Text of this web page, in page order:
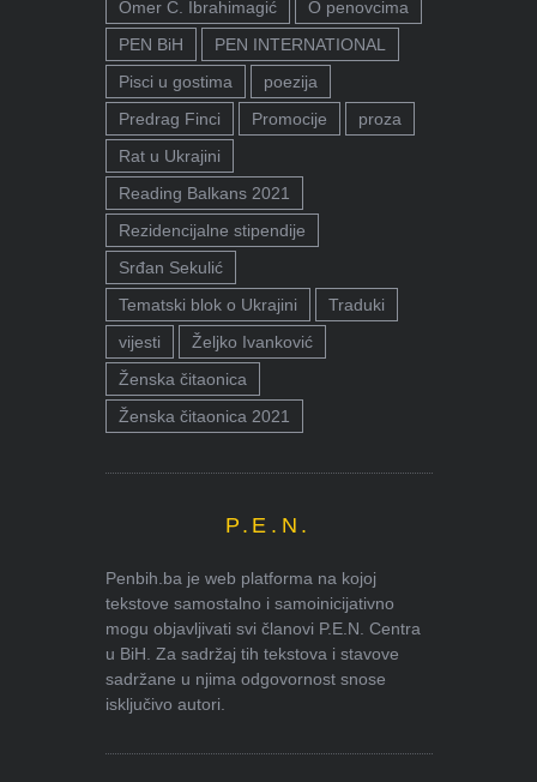
Omer Ć. Ibrahimagić
O penovcima
PEN BiH
PEN INTERNATIONAL
Pisci u gostima
poezija
Predrag Finci
Promocije
proza
Rat u Ukrajini
Reading Balkans 2021
Rezidencijalne stipendije
Srđan Sekulić
Tematski blok o Ukrajini
Traduki
vijesti
Željko Ivanković
Ženska čitaonica
Ženska čitaonica 2021
P.E.N.
Penbih.ba je web platforma na kojoj
tekstove samostalno i samoinicijativno
mogu objavljivati svi članovi P.E.N. Centra
u BiH. Za sadržaj tih tekstova i stavove
sadržane u njima odgovornost snose
isključivo autori.